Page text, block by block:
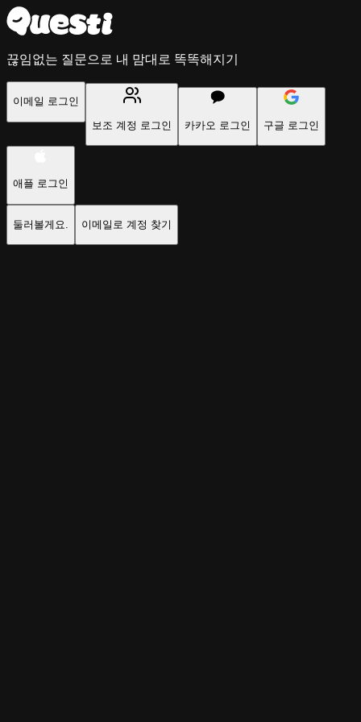
끊임없는 질문으로 내 맘대로 똑똑해지기
이메일 로그인
보조 계정 로그인
카카오 로그인 구글 로그인
애플 로그인
둘러볼게요. 이메일로 계정 찾기